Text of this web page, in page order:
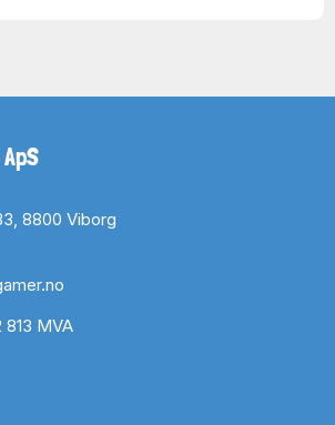
8800 Viborg
813 MVA